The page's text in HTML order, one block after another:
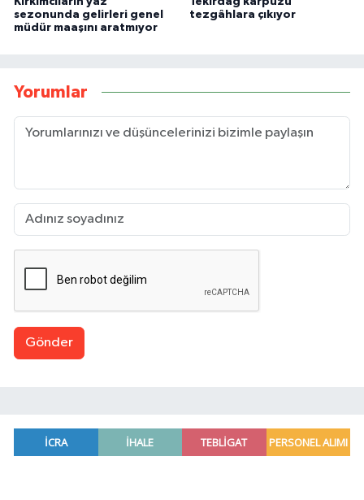
sezonunda gelirleri genel
müdür maaşını aratmıyor
tezgâhlara çıkıyor
Yorumlar
Gönder